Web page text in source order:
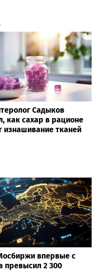
Садыков
как сахар в рационе
изнашивание тканей
впервые с
превысил 2 300